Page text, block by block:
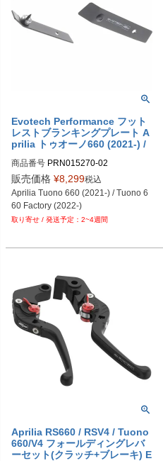
Evotech Performance フット
レストブランキングプレート A
prilia トゥオーノ660 (2021-) /
-)
商品番号 PRN015270-02
販売価格 ¥8,299税込
Aprilia Tuono 660 (2021-) / Tuono 6
60 Factory (2022-)
2~4週間
Aprilia RS660 / RSV4 / Tuono
660/V4 フォールディングレバ
ーセット(クラッチ+ブレーキ) E